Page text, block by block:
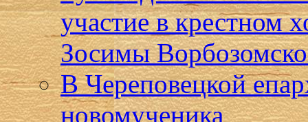
участие в крестном
Зосимы
В Череповецкой
новомученика